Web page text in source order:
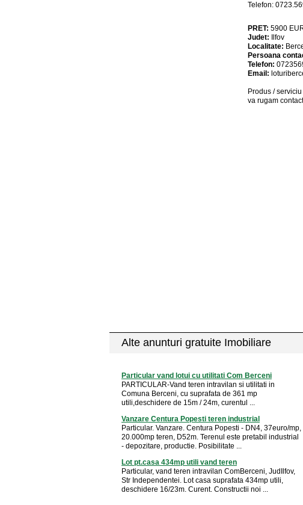
Telefon:
PRET: 5900
Judet:
Ilfov
Localitate:
Persoana
Telefon:
Email:
Produs / serviciu
va rugam
Alte anunturi gratuite Imobiliare
Particular vand lotui cu utilitati Com Berceni
PARTICULAR-Vand teren intravilan si utilitati in
Comuna Berceni, cu suprafata de 361 mp
utili,deschidere de 15m / 24m, curentul ...
Vanzare Centura Popesti teren industrial
Particular. Vanzare. Centura Popesti - DN4, 37euro/mp,
20.000mp teren, D52m. Terenul este pretabil industrial
- depozitare, productie. Posibilitate ...
Lot pt.casa 434mp utili vand teren
Particular, vand teren intravilan ComBerceni, JudIlfov,
Str Independentei. Lot casa suprafata 434mp utili,
deschidere 16/23m. Curent. Constructii noi ...